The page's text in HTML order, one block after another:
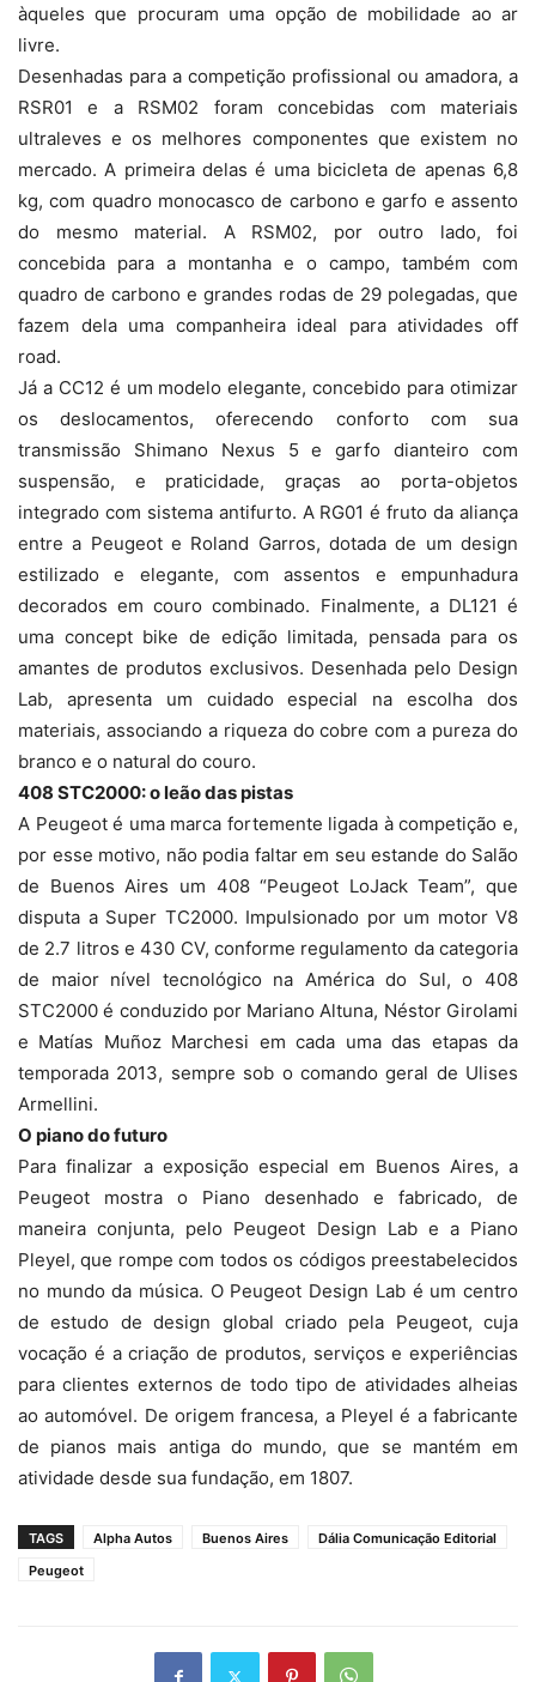
àqueles que procuram uma opção de mobilidade ao ar
livre.
Desenhadas para a competição profissional ou amadora, a
RSR01 e a RSM02 foram concebidas com materiais
ultraleves e os melhores componentes que existem no
mercado. A primeira delas é uma bicicleta de apenas 6,8
kg, com quadro monocasco de carbono e garfo e assento
do mesmo material. A RSM02, por outro lado, foi
concebida para a montanha e o campo, também com
quadro de carbono e grandes rodas de 29 polegadas, que
fazem dela uma companheira ideal para atividades off
road.
Já a CC12 é um modelo elegante, concebido para otimizar
os deslocamentos, oferecendo conforto com sua
transmissão Shimano Nexus 5 e garfo dianteiro com
suspensão, e praticidade, graças ao porta-objetos
integrado com sistema antifurto. A RG01 é fruto da aliança
entre a Peugeot e Roland Garros, dotada de um design
estilizado e elegante, com assentos e empunhadura
decorados em couro combinado. Finalmente, a DL121 é
uma concept bike de edição limitada, pensada para os
amantes de produtos exclusivos. Desenhada pelo Design
Lab, apresenta um cuidado especial na escolha dos
materiais, associando a riqueza do cobre com a pureza do
branco e o natural do couro.
408 STC2000: o leão das pistas
A Peugeot é uma marca fortemente ligada à competição e,
por esse motivo, não podia faltar em seu estande do Salão
de Buenos Aires um 408 “Peugeot LoJack Team”, que
disputa a Super TC2000. Impulsionado por um motor V8
de 2.7 litros e 430 CV, conforme regulamento da categoria
de maior nível tecnológico na América do Sul, o 408
STC2000 é conduzido por Mariano Altuna, Néstor Girolami
e Matías Muñoz Marchesi em cada uma das etapas da
temporada 2013, sempre sob o comando geral de Ulises
Armellini.
O piano do futuro
Para finalizar a exposição especial em Buenos Aires, a
Peugeot mostra o Piano desenhado e fabricado, de
maneira conjunta, pelo Peugeot Design Lab e a Piano
Pleyel, que rompe com todos os códigos preestabelecidos
no mundo da música. O Peugeot Design Lab é um centro
de estudo de design global criado pela Peugeot, cuja
vocação é a criação de produtos, serviços e experiências
para clientes externos de todo tipo de atividades alheias
ao automóvel. De origem francesa, a Pleyel é a fabricante
de pianos mais antiga do mundo, que se mantém em
atividade desde sua fundação, em 1807.
TAGS Alpha Autos Buenos Aires
Dália Comunicação Editorial
Peugeot